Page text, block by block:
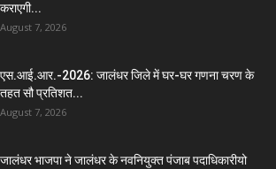
कराएगी...
August 7, 2026
एस.आई.आर.-2026: जालंधर जिले में घर-घर गणना चरण के
तहत सौ प्रतिशत...
August 7, 2026
जालंधर भाजपा ने जालंधर के नवनियुक्त पंजाब पदाधिकारीयो